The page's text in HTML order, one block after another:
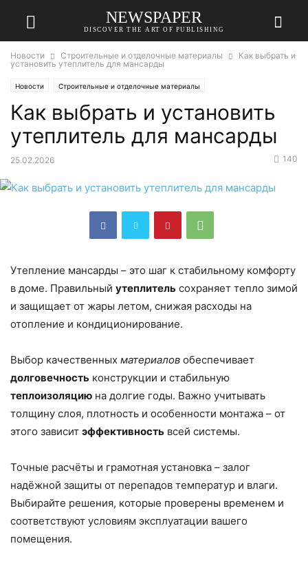
NEWSPAPER
DISCOVER THE ART OF PUBLISHING
Новости Строительные и отделочные материалы
Как выбрать и
установить утеплитель для мансарды
Новости Строительные и отделочные материалы
Как выбрать и установить
утеплитель для мансарды
25.02.2026 140
Утепление мансарды – это шаг к стабильному комфорту
в доме. Правильный утеплитель сохраняет тепло зимой
и защищает от жары летом, снижая расходы на
отопление и кондиционирование.
Выбор качественных материалов обеспечивает
долговечность конструкции и стабильную
теплоизоляцию на долгие годы. Важно учитывать
толщину слоя, плотность и особенности монтажа – от
этого зависит эффективность всей системы.
Точные расчёты и грамотная установка – залог
надёжной защиты от перепадов температур и влаги.
Выбирайте решения, которые проверены временем и
соответствуют условиям эксплуатации вашего
помещения.